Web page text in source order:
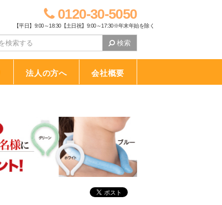
0120-30-5050
【平日】9:00～18:30【土日祝】9:00～17:30※年末年始を除く
検索
法人の方へ 会社概要